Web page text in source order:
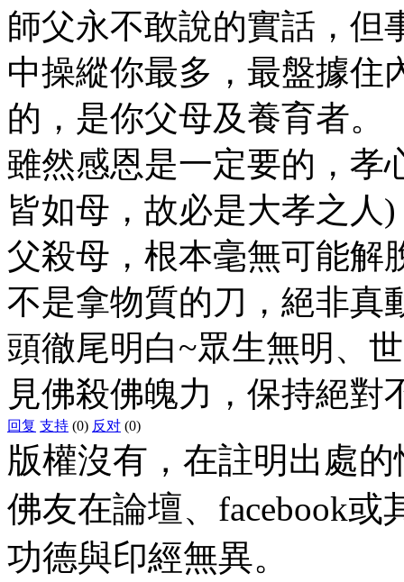
師父永不敢說的實話，但
中操縱你最多，最盤據住
的，是你父母及養育者。
雖然感恩是一定要的，孝
皆如母，故必是大孝之人
父殺母，根本毫無可能解
不是拿物質的刀，絕非真
頭徹尾明白~眾生無明、
見佛殺佛魄力，保持絕對
回复 支持 (0) 反对 (0)
版權沒有，在註明出處
佛友在論壇、facebook
功德與印經無異。